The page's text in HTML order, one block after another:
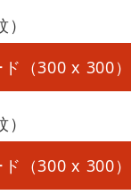
（300 x 300）
（300 x 300）